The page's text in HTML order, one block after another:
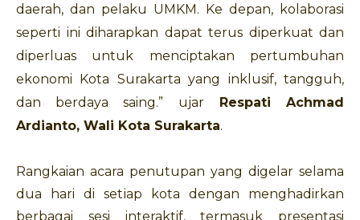
daerah, dan pelaku UMKM. Ke depan, kolaborasi
seperti ini diharapkan dapat terus diperkuat dan
diperluas untuk menciptakan pertumbuhan
ekonomi Kota Surakarta yang inklusif, tangguh,
dan berdaya saing.” ujarRespati Achmad
Ardianto, Wali Kota Surakarta.
Rangkaian acara penutupan yang digelar selama
dua hari di setiap kota dengan menghadirkan
berbagai sesi interaktif, termasuk presentasi